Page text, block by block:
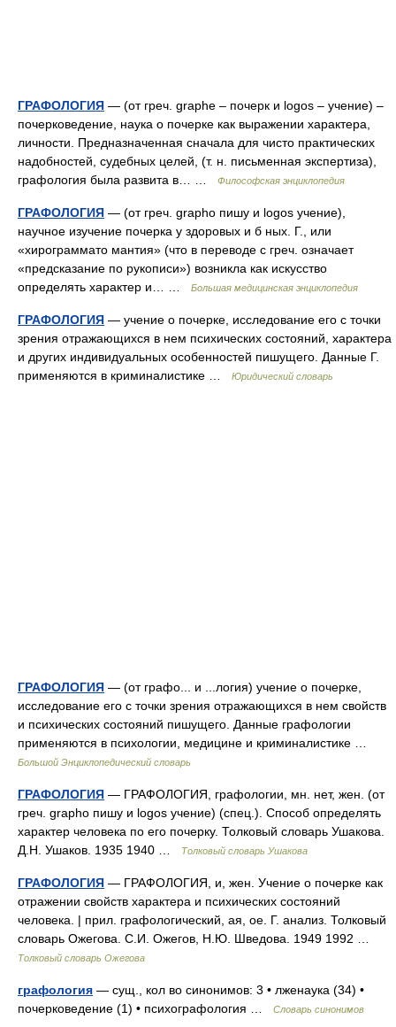
ГРАФОЛОГИЯ — (от греч. graphe – почерк и logos – учение) –
почерковедение, наука о почерке как выражении характера,
личности. Предназначенная сначала для чисто практических
надобностей, судебных целей, (т. н. письменная экспертиза),
графология была развита в… …
Философская энциклопедия
ГРАФОЛОГИЯ — (от греч. grapho пишу и logos учение),
научное изучение почерка у здоровых и б ных. Г., или
«хирограммато мантия» (что в переводе с греч. означает
«предсказание по рукописи») возникла как искусство
определять характер и… …
Большая медицинская энциклопедия
ГРАФОЛОГИЯ — учение о почерке, исследование его с точки
зрения отражающихся в нем психических состояний, характера
и других индивидуальных особенностей пишущего. Данные Г.
применяются в криминалистике …
Юридический словарь
ГРАФОЛОГИЯ — (от графо... и ...логия) учение о почерке,
исследование его с точки зрения отражающихся в нем свойств
и психических состояний пишущего. Данные графологии
применяются в психологии, медицине и криминалистике …
Большой Энциклопедический словарь
ГРАФОЛОГИЯ — ГРАФОЛОГИЯ, графологии, мн. нет, жен. (от
греч. grapho пишу и logos учение) (спец.). Способ определять
характер человека по его почерку. Толковый словарь Ушакова.
Д.Н. Ушаков. 1935 1940 …
Толковый словарь Ушакова
ГРАФОЛОГИЯ — ГРАФОЛОГИЯ, и, жен. Учение о почерке как
отражении свойств характера и психических состояний
человека. | прил. графологический, ая, ое. Г. анализ. Толковый
словарь Ожегова. С.И. Ожегов, Н.Ю. Шведова. 1949 1992 …
Толковый словарь Ожегова
графология — сущ., кол во синонимов: 3 • лженаука (34) •
почерковедение (1) • психографология …
Словарь синонимов